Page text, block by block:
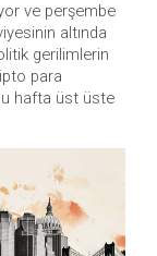
ve perşembe
altında
gerilimlerin
para
hafta üst üste